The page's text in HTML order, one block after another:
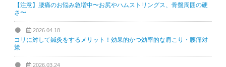
【注意】腰痛のお悩み急増中〜お尻やハムストリングス、骨盤周囲の硬
さ〜
2026.04.18
コリに対して鍼灸をするメリット！効果的かつ効率的な肩こり・腰痛対
策
2026.03.24